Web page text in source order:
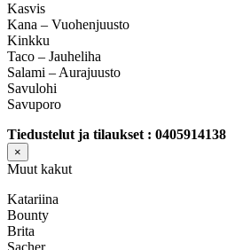
Kasvis
Kana – Vuohenjuusto
Kinkku
Taco – Jauheliha
Salami – Aurajuusto
Savulohi
Savuporo
Tiedustelut ja tilaukset : 0405914138
×
Muut kakut
Katariina
Bounty
Brita